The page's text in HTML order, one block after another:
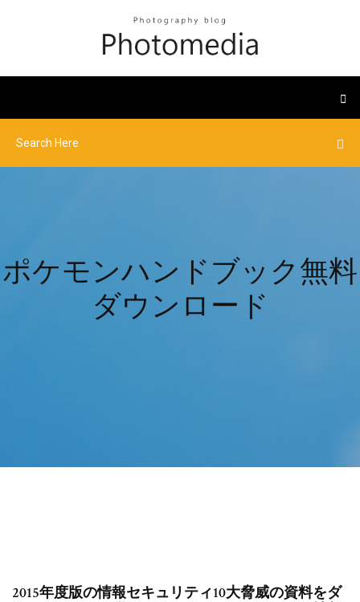
ポケモンハンドブック無料
ダウンロード
2015年度版の情報セキュリティ10大脅威の資料をダ